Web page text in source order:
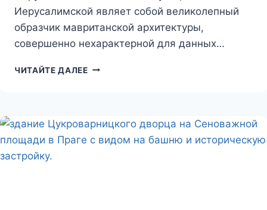
Иерусалимской являет собой великолепный
образчик мавританской архитектуры,
совершенно нехарактерной для данных…
ЧИТАЙТЕ ДАЛЕЕИЕРУСАЛИМСКАЯ